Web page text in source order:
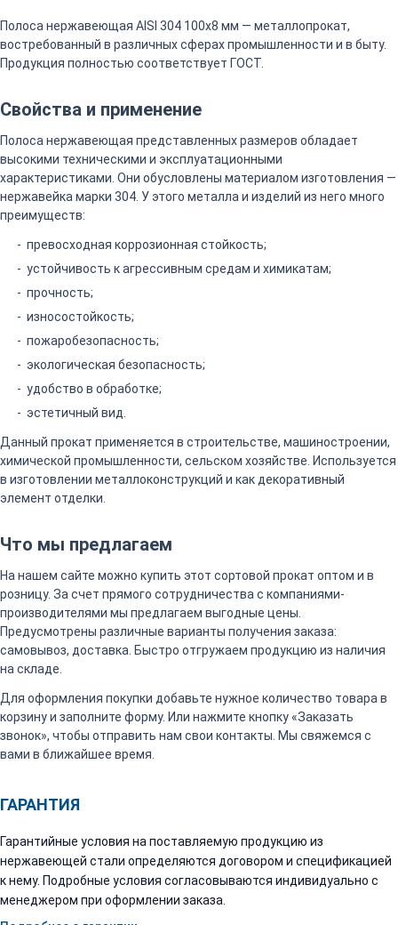
Полоса нержавеющая AISI 304 100х8 мм — металлопрокат,
востребованный в различных сферах промышленности и в быту.
Продукция полностью соответствует ГОСТ.
Свойства и применение
Полоса нержавеющая представленных размеров обладает
высокими техническими и эксплуатационными
характеристиками. Они обусловлены материалом изготовления —
нержавейка марки 304. У этого металла и изделий из него много
преимуществ:
превосходная коррозионная стойкость;
устойчивость к агрессивным средам и химикатам;
прочность;
износостойкость;
пожаробезопасность;
экологическая безопасность;
удобство в обработке;
эстетичный вид.
Данный прокат применяется в строительстве, машиностроении,
химической промышленности, сельском хозяйстве. Используется
в изготовлении металлоконструкций и как декоративный
элемент отделки.
Что мы предлагаем
На нашем сайте можно купить этот сортовой прокат оптом и в
розницу. За счет прямого сотрудничества с компаниями-
производителями мы предлагаем выгодные цены.
Предусмотрены различные варианты получения заказа:
самовывоз, доставка. Быстро отгружаем продукцию из наличия
на складе.
Для оформления покупки добавьте нужное количество товара в
корзину и заполните форму. Или нажмите кнопку «Заказать
звонок», чтобы отправить нам свои контакты. Мы свяжемся с
вами в ближайшее время.
ГАРАНТИЯ
Гарантийные условия на поставляемую продукцию из
нержавеющей стали определяются договором и спецификацией
к нему. Подробные условия согласовываются индивидуально с
менеджером при оформлении заказа.